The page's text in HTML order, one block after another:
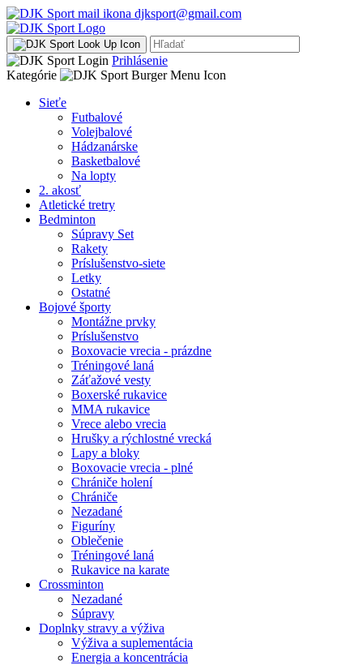
djksport@gmail.com
Prihlásenie
Kategórie
Sieťe
Futbalové
Volejbalové
Hádzanárske
Basketbalové
Na lopty
2. akosť
Atletické tretry
Bedminton
Súpravy Set
Rakety
Príslušenstvo-siete
Letky
Ostatné
Bojové športy
Montážne prvky
Príslušenstvo
Boxovacie vrecia - prázdne
Tréningové laná
Záťažové vesty
Boxerské rukavice
MMA rukavice
Vrece alebo vrecia
Hrušky a rýchlostné vrecká
Lapy a bloky
Boxovacie vrecia - plné
Chrániče holení
Chrániče
Nezadané
Figuríny
Oblečenie
Tréningové laná
Rukavice na karate
Crossminton
Nezadané
Súpravy
Doplnky stravy a výživa
Výživa a suplementácia
Energia a koncentrácia